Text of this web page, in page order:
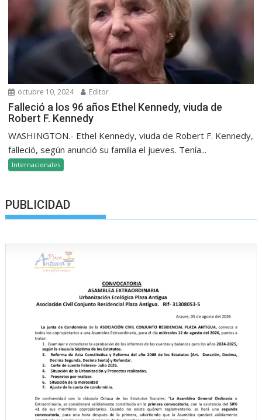
octubre 10, 2024 Editor
Falleció a los 96 años Ethel Kennedy, viuda de
Robert F. Kennedy
WASHINGTON.- Ethel Kennedy, viuda de Robert F. Kennedy,
falleció, según anunció su familia el jueves. Tenía...
Internacionales
PUBLICIDAD